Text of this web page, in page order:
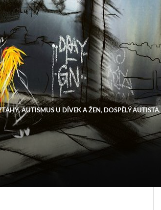
,AUTISMUS U DÍVEK A ŽEN, DOSPĚLÝ AUTISTA,